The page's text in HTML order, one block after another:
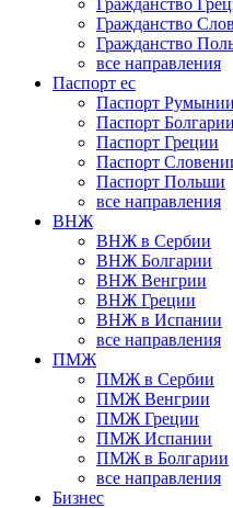
Гражданство
Гражданство
Гражданство
все направления
Паспорт ес
Паспорт Румынии
Паспорт Болгарии
Паспорт Греции
Паспорт
Паспорт Польши
все направления
ВНЖ
ВНЖ в Сербии
ВНЖ Болгарии
ВНЖ Венгрии
ВНЖ Греции
ВНЖ в Испании
все направления
ПМЖ
ПМЖ в Сербии
ПМЖ Венгрии
ПМЖ Греции
ПМЖ Испании
ПМЖ в Болгарии
все направления
Бизнес